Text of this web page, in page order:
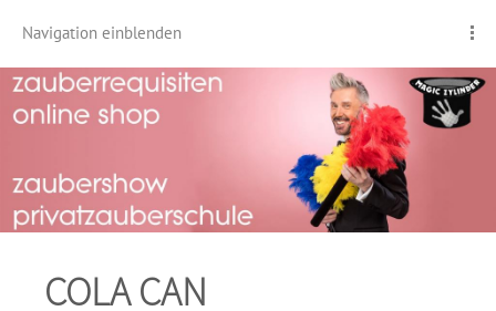
Navigation einblenden
COLA CAN